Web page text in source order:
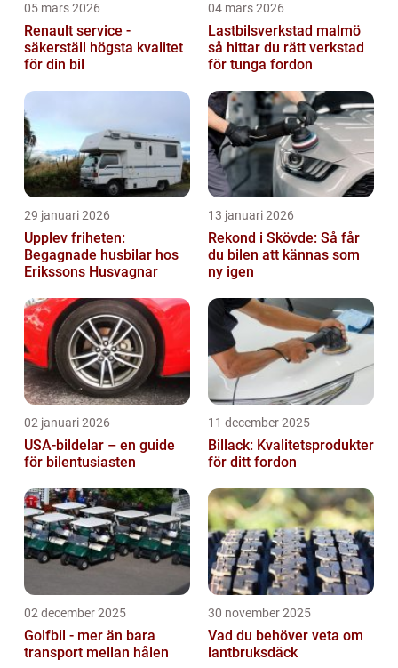
05 mars 2026
Renault service -
säkerställ högsta kvalitet
för din bil
04 mars 2026
Lastbilsverkstad malmö
så hittar du rätt verkstad
för tunga fordon
29 januari 2026
Upplev friheten:
Begagnade husbilar hos
Erikssons Husvagnar
13 januari 2026
Rekond i Skövde: Så får
du bilen att kännas som
ny igen
02 januari 2026
USA-bildelar – en guide
för bilentusiasten
11 december 2025
Billack: Kvalitetsprodukter
för ditt fordon
02 december 2025
Golfbil - mer än bara
transport mellan hålen
30 november 2025
Vad du behöver veta om
lantbruksdäck